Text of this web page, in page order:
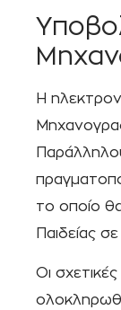
Η
το οποίο
Παιδείας
Οι